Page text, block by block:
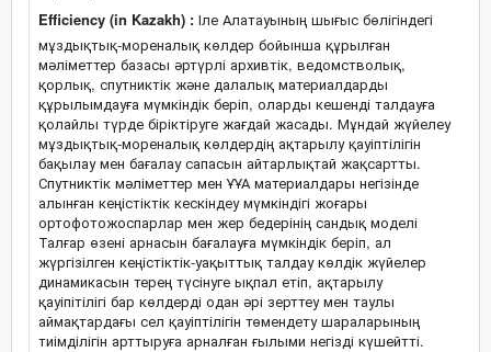
Efficiency (in Kazakh) : Іле Алатауының шығыс бөлігіндегі
мұздықтық-мореналық көлдер бойынша құрылған
мәліметтер базасы әртүрлі архивтік, ведомстволық,
қорлық, спутниктік және далалық материалдарды
құрылымдауға мүмкіндік беріп, оларды кешенді талдауға
қолайлы түрде біріктіруге жағдай жасады. Мұндай жүйелеу
мұздықтық-мореналық көлдердің ақтарылу қауіптілігін
бақылау мен бағалау сапасын айтарлықтай жақсартты.
Спутниктік мәліметтер мен ҰҰА материалдары негізінде
алынған кеңістіктік кескіндеу мүмкіндігі жоғары
ортофотожоспарлар мен жер бедерінің сандық моделі
Талғар өзені арнасын бағалауға мүмкіндік беріп, ал
жүргізілген кеңістіктік-уақыттық талдау көлдік жүйелер
динамикасын терең түсінуге ықпал етіп, ақтарылу
қауіпітілігі бар көлдерді одан әрі зерттеу мен таулы
аймақтардағы сел қауіптілігін төмендету шараларының
тиімділігін арттыруға арналған ғылыми негізді күшейтті.